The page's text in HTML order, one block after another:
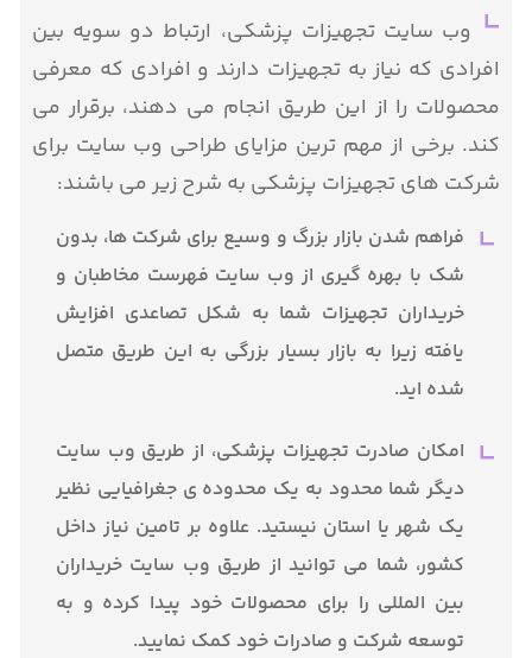
وب سایت تجهیزات پزشکی، ارتباط دو سویه بین
افرادی که نیاز به تجهیزات دارند و افرادی که معرفی
محصولات را از این طریق انجام می دهند، برقرار می
کند. برخی از مهم ترین مزایای طراحی وب سایت برای
شرکت های تجهیزات پزشکی به شرح زیر می باشند:
فراهم شدن بازار بزرگ و وسیع برای شرکت ها، بدون
شک با بهره گیری از وب سایت فهرست مخاطبان و
خریداران تجهیزات شما به شکل تصاعدی افزایش
یافته زیرا به بازار بسیار بزرگی به این طریق متصل
شده اید.
امکان صادرت تجهیزات پزشکی، از طریق وب سایت
دیگر شما محدود به یک محدوده ی جغرافیایی نظیر
یک شهر یا استان نیستید. علاوه بر تامین نیاز داخل
کشور، شما می توانید از طریق وب سایت خریداران
بین المللی را برای محصولات خود پیدا کرده و به
توسعه شرکت و صادرات خود کمک نمایید.